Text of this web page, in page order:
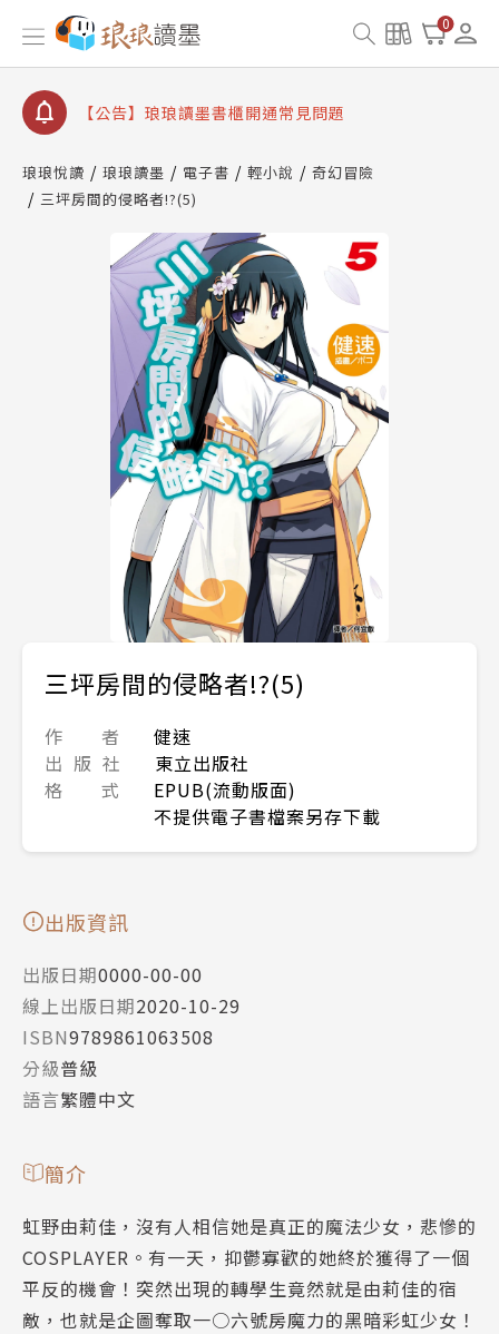
0
【公告】因 Readmoo 讀墨系統維護中，本站同步暫
停部分閱讀服務
【公告】琅琅讀墨數位閱讀資產合併與書櫃開通申請
【公告】琅琅讀墨書櫃開通常見問題
請圖文教學
【公告】琅琅書店服務升級重要說明及資產合併結果
查詢
【公告】因 Readmoo 讀墨系統維護中，本站同步暫
停部分閱讀服務
琅琅悅讀 琅琅讀墨 電子書 輕小說
奇幻冒險
三坪房間的侵略者!?(5)
三坪房間的侵略者!?(5)
作 者
健速
出 版 社
東立出版社
格 式
EPUB(流動版面)
不提供電子書檔案另存下載
出版資訊
出版日期0000-00-00
線上出版日期2020-10-29
ISBN9789861063508
分級普級
語言繁體中文
簡介
虹野由莉佳，沒有人相信她是真正的魔法少女，悲慘的
COSPLAYER。有一天，抑鬱寡歡的她終於獲得了一個
平反的機會！突然出現的轉學生竟然就是由莉佳的宿
敵，也就是企圖奪取一○六號房魔力的黑暗彩虹少女！